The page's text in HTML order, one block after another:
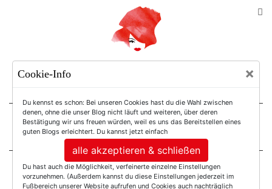
For Women. Not Girls.
Cookie-Info ×
Du kennst es schon: Bei unseren Cookies hast du die Wahl zwischen
denen, ohne die unser Blog nicht läuft und weiteren, über deren
Bestätigung wir uns freuen würden, weil es uns das Bereitstellen eines
guten Blogs erleichtert. Du kannst jetzt einfach
alle akzeptieren & schließen
Du hast auch die Möglichkeit, verfeinerte einzelne Einstellungen
vorzunehmen. (Außerdem kannst du diese Einstellungen jederzeit im
Fußbereich unserer Website aufrufen und Cookies auch nachträglich